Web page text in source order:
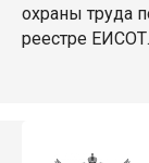
охраны труда
реестре ЕИСОТ.